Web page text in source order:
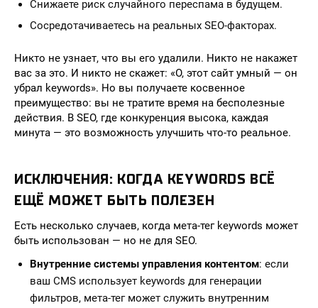
Снижаете риск случайного переспама в будущем.
Сосредотачиваетесь на реальных SEO-факторах.
Никто не узнает, что вы его удалили. Никто не накажет
вас за это. И никто не скажет: «О, этот сайт умный — он
убрал keywords». Но вы получаете косвенное
преимущество: вы не тратите время на бесполезные
действия. В SEO, где конкуренция высока, каждая
минута — это возможность улучшить что-то реальное.
ИСКЛЮЧЕНИЯ: КОГДА KEYWORDS ВСЁ
ЕЩЁ МОЖЕТ БЫТЬ ПОЛЕЗЕН
Есть несколько случаев, когда мета-тег keywords может
быть использован — но не для SEO.
Внутренние системы управления контентом: если
ваш CMS использует keywords для генерации
фильтров, мета-тег может служить внутренним